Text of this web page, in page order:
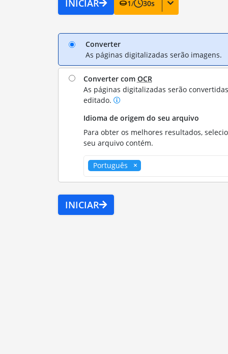
INICIAR 1/ 30s
Converter
As páginas digitalizadas serão imagens.
Converter com OCR
As páginas digitalizadas serão
editado.
Idioma de origem do seu arquivo
Para obter os melhores resultados,
seu arquivo contém.
Português
INICIAR